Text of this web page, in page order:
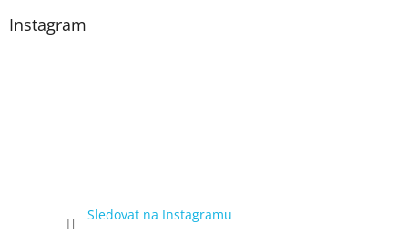
Instagram
Sledovat na Instagramu